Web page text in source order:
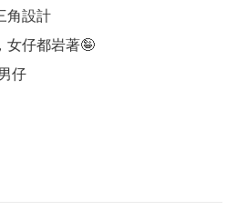
角設計
女仔都岩著🤪
仔